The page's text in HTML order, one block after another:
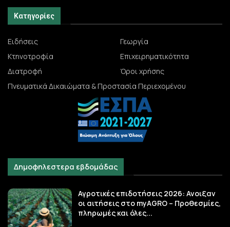
Κατηγορίες
Ειδήσεις
Γεωργία
Κτηνοτροφία
Επιχειρηματικότητα
Διατροφή
Όροι χρήσης
Πνευματικά Δικαιώματα & Προστασία Περιεχομένου
Δημοφηλεστερα εβδομάδας
Αγροτικές επιδοτήσεις 2026: Ανοιξαν
οι αιτήσεις στο myAGRO – Προθεσμίες,
πληρωμές και όλες...